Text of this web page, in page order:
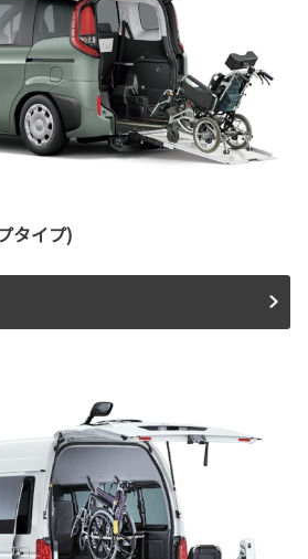
タイプ)